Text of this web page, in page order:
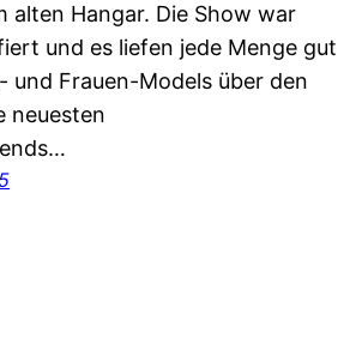
alten Hangar. Die Show war
und es liefen jede Menge gut
und Frauen-Models über den
neuesten